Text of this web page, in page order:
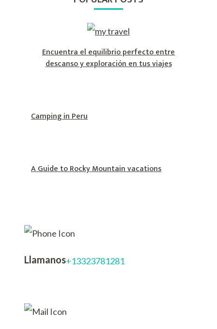
Encuentra el equilibrio perfecto entre
descanso y exploración en tus viajes
Camping in Peru
A Guide to Rocky Mountain vacations
Llamanos+13323781281